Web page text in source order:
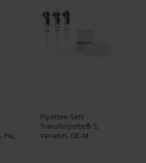
Mehrkanal-
Mikroliterpipette
Transferpette® S -8,